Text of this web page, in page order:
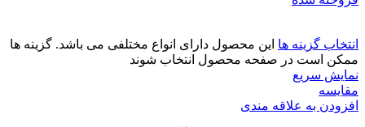
انتخاب گزینه ها این محصول دارای انواع مختلفی می باشد. گزینه ها
ممکن است در صفحه محصول انتخاب شوند
نمایش سریع
مقايسه
افزودن به علاقه مندی